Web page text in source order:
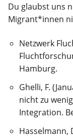
Du glaubst uns
Migrant*innen
Netzwerk
Hamburg.
Ghelli, F.
nicht zu
Integration.
Hasselmann,